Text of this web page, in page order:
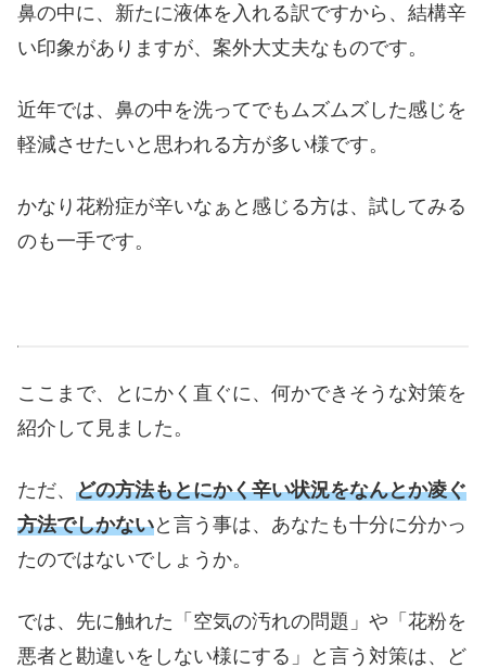
鼻の中に、新たに液体を入れる訳ですから、結構辛
い印象がありますが、案外大丈夫なものです。
近年では、鼻の中を洗ってでもムズムズした感じを
軽減させたいと思われる方が多い様です。
かなり花粉症が辛いなぁと感じる方は、試してみる
のも一手です。
ここまで、とにかく直ぐに、何かできそうな対策を
紹介して見ました。
ただ、 どの方法もとにかく辛い状況をなんとか凌ぐ
方法でしかないと言う事は、あなたも十分に分かっ
たのではないでしょうか。
では、先に触れた「空気の汚れの問題」や「花粉を
悪者と勘違いをしない様にする」と言う対策は、ど